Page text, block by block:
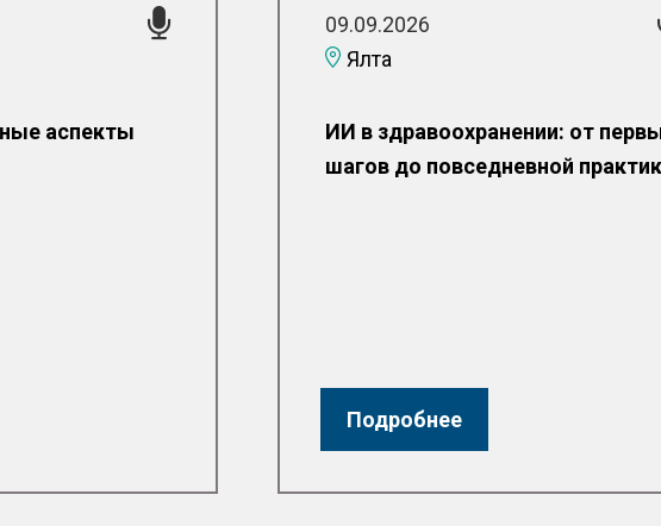
аспекты
09.09.2026
Ялта
ИИ в здравоохранении: от
шагов до повседневной
Подробнее